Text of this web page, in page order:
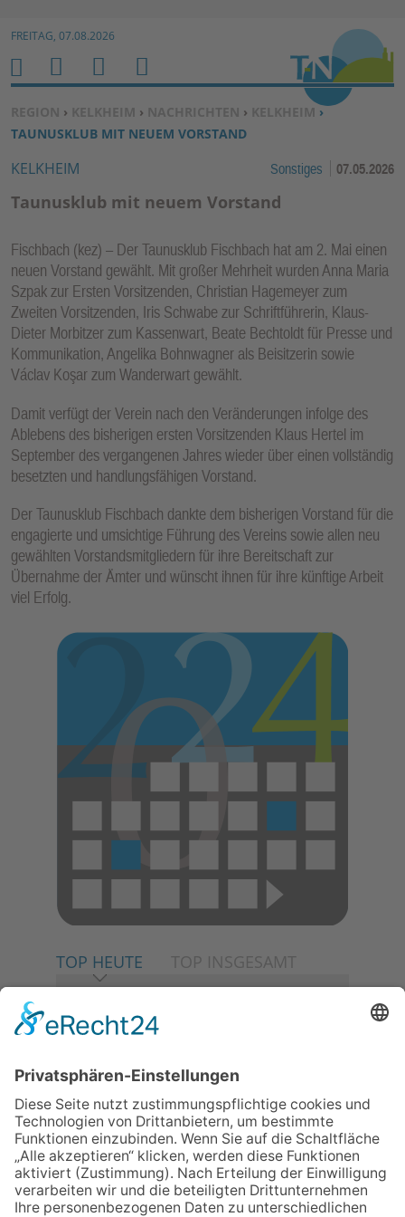
Zum Inhalt springen ↓
FREITAG, 07.08.2026
SIE BEFINDEN SICH HIER:
REGION › KELKHEIM › NACHRICHTEN › KELKHEIM ›
TAUNUSKLUB MIT NEUEM VORSTAND
KELKHEIM Sonstiges 07.05.2026
Taunusklub mit neuem Vorstand
Fischbach (kez) – Der Taunusklub Fischbach hat am 2. Mai einen
neuen Vorstand gewählt. Mit großer Mehrheit wurden Anna Maria
Szpak zur Ersten Vorsitzenden, Christian Hagemeyer zum
Zweiten Vorsitzenden, Iris Schwabe zur Schriftführerin, Klaus-
Dieter Morbitzer zum Kassenwart, Beate Bechtoldt für Presse und
Kommunikation, Angelika Bohnwagner als Beisitzerin sowie
Václav Koşar zum Wanderwart gewählt.
Damit verfügt der Verein nach den Veränderungen infolge des
Ablebens des bisherigen ersten Vorsitzenden Klaus Hertel im
September des vergangenen Jahres wieder über einen vollständig
besetzten und handlungsfähigen Vorstand.
Der Taunusklub Fischbach dankte dem bisherigen Vorstand für die
engagierte und umsichtige Führung des Vereins sowie allen neu
gewählten Vorstandsmitgliedern für ihre Bereitschaft zur
Übernahme der Ämter und wünscht ihnen für ihre künftige Arbeit
viel Erfolg.
TOP HEUTE TOP INSGESAMT
06.08.2026
Baustellenführung führt auch in
die Zukunft der Stadt
Königstein
06.08.2026
Klinikforum zum Thema
Karpaltunnelsyndrom
06.08.2026
Gewinnspiel zum Start ins
H
O
M
E
M
E
N
U
S
U
C
N
B
E
N
Z
R
F
U
N
K
TI
O
N
E
N